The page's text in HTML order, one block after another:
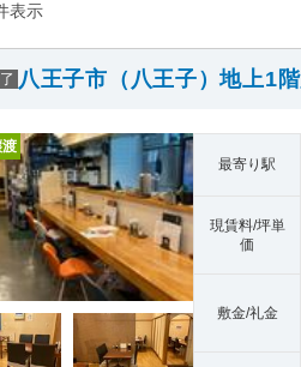
表示
八王子市（八王子）地上1
渡
最寄り駅
現賃料/坪単
価
敷金/礼金